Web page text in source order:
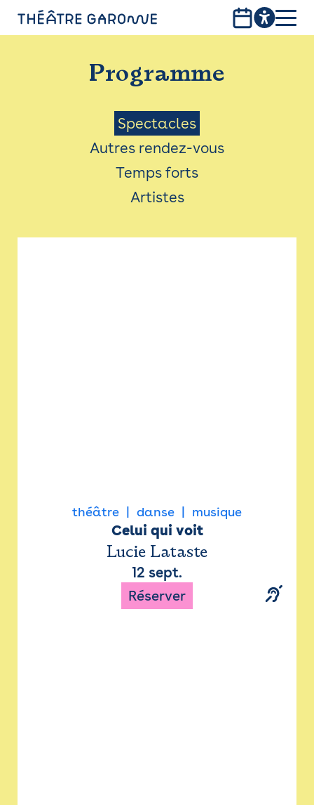
PROGRAMME
INFOS PRATIQUES
AVEC LES PUBLICS
ACCESSIBILITÉ
LES PRODUCTIONS
Programme
Menu
Saison
Spectacles
Autres rendez-vous
Temps forts
Artistes
théâtre danse musique
Celui qui voit
Lucie Lataste
12 sept.
Réserver